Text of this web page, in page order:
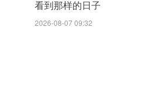
看到那样的日子
2026-08-07 09:32